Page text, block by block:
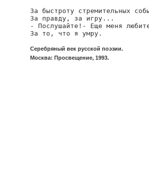
За быстроту стремительных
За правду, за игру...
- Послушайте!- Еще меня
За то, что я умру.
Серебряный век русской поэзии.
Москва: Просвещение, 1993.